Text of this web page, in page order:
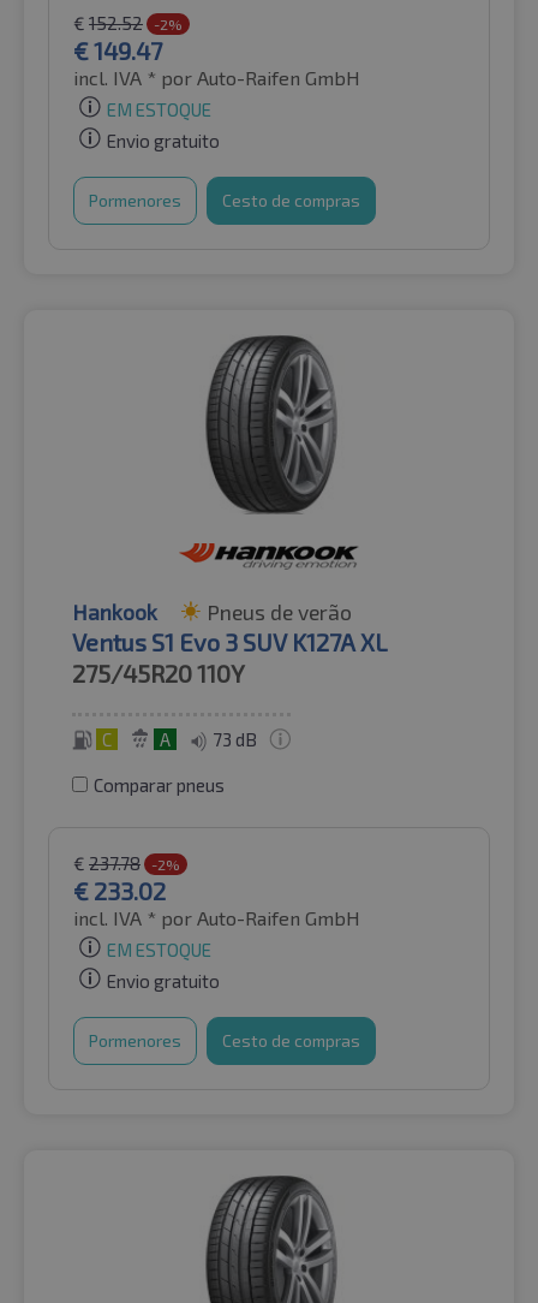
€ 152.52 -2%
€149.47
incl. IVA * por Auto-Raifen GmbH
EM ESTOQUE
Envio gratuito
Pormenores Cesto de compras
Hankook Pneus de verão
Ventus S1 Evo 3 SUV K127A XL
275/45R20110Y
C A 73 dB
Comparar pneus
€ 237.78 -2%
€ 233.02
incl. IVA * por Auto-Raifen GmbH
EM ESTOQUE
Envio gratuito
Pormenores Cesto de compras